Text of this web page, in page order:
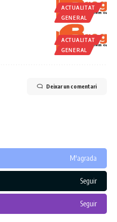
ACTUALITAT
GENERAL
ACTUALITAT
GENERAL
Deixar un comentari
M'agrada
Seguir
Seguir